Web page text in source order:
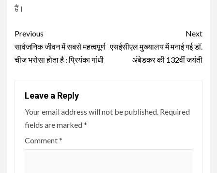
हैं।
Continue
Reading
Previous
सार्वजनिक जीवन में सबसे महत्वपूर्ण
चीज भरोसा होता है : प्रियंका गांधी
Next
एसईसीएल मुख्यालय में मनाई गई डॉ.
अंबेडकर की 132वीं जयंती
Leave a Reply
Your email address will not be published. Required
fields are marked*
Comment*